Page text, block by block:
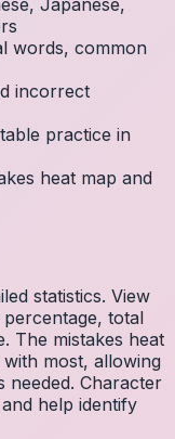
Japanese,
words, common
incorrect
practice in
heat map and
statistics. View
total
The mistakes heat
most, allowing
Character
help identify